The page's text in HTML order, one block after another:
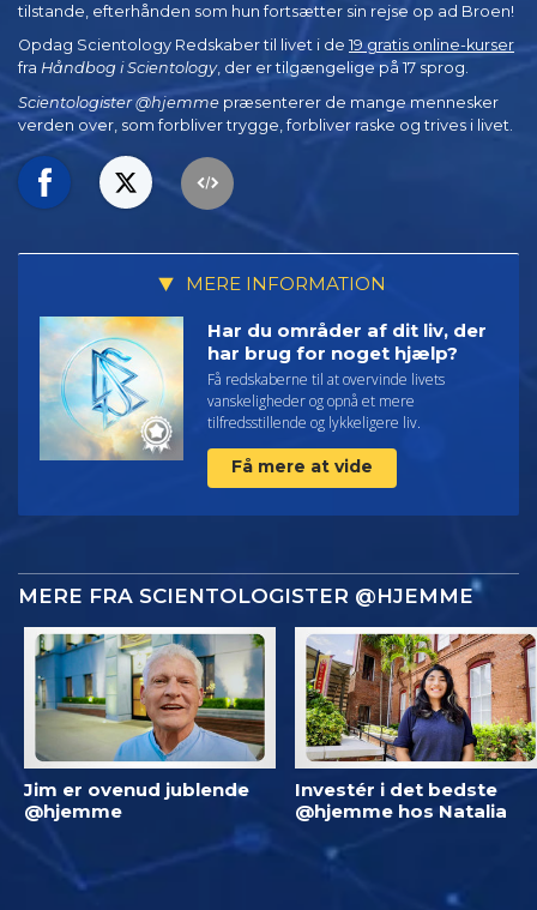
tilstande, efterhånden som hun fortsætter sin rejse op ad Broen!
Opdag Scientology Redskaber til livet i de 19 gratis online-kurser
fra Håndbog i Scientology, der er tilgængelige på 17 sprog.
Scientologister @hjemme præsenterer de mange mennesker
verden over, som forbliver trygge, forbliver raske og trives i livet.
MERE INFORMATION
Har du områder af dit liv, der
har brug for noget hjælp?
Få redskaberne til at overvinde livets
vanskeligheder og opnå et mere
tilfredsstillende og lykkeligere liv.
Få mere at vide
MERE FRA SCIENTOLOGISTER @HJEMME
Jim er ovenud jublende
@hjemme
Investér i det bedste
@hjemme hos Natalia